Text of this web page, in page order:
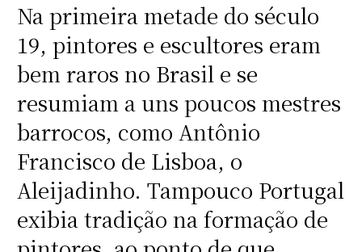
Na primeira metade do século
19, pintores e escultores eram
bem raros no Brasil e se
resumiam a uns poucos mestres
barrocos, como Antônio
Francisco de Lisboa, o
Aleijadinho. Tampouco Portugal
exibia tradição na formação de